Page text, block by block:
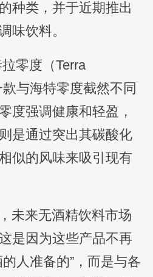
种类，并于近期推出
味饮料。
零度（Terra
与海特零度截然不同
度强调健康和轻盈，
是通过突出其碳酸化
似的风味来吸引现有
未来无酒精饮料市场
是因为这些产品不再
人准备的”，而是与各